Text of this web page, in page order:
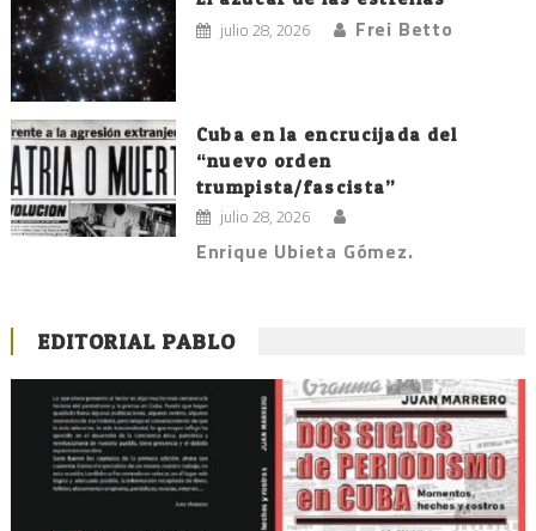
julio 28, 2026 Frei Betto
Cuba en la encrucijada del
“nuevo orden
trumpista/fascista”
julio 28, 2026
Enrique Ubieta Gómez.
EDITORIAL PABLO